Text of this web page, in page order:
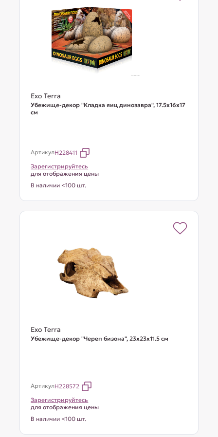
Exo Terra
Убежище-декор "Кладка яиц динозавра", 17.5х16х17
см
АртикулH228411
Зарегистрируйтесь
для отображения цены
В наличии <100 шт.
Exo Terra
Убежище-декор "Череп бизона", 23х23х11.5 см
АртикулH228572
Зарегистрируйтесь
для отображения цены
В наличии <100 шт.